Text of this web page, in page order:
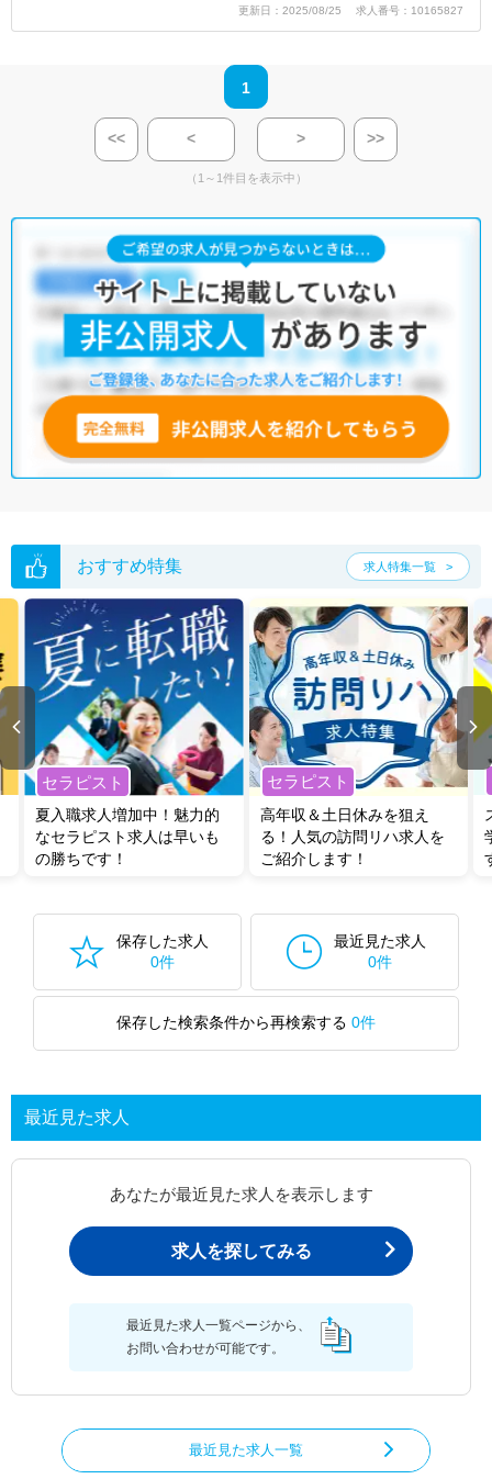
更新日：2025/08/25 求人番号：10165827
1
<< < > >>
（1～1件目を表示中）
おすすめ特集 求人特集一覧
セラピスト
夏入職求人増加中！魅力的
なセラピスト求人は早いも
の勝ちです！
セラピスト
高年収＆土日休みを狙え
る！人気の訪問リハ求人を
ご紹介します！
保存した求人
0件
最近見た求人
0件
保存した検索条件から再検索する 0件
最近見た求人
あなたが最近見た求人を表示します
求人を探してみる
最近見た求人一覧ページから、
お問い合わせが可能です。
最近見た求人一覧